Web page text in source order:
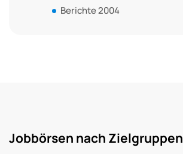
Berichte 2004
Jobbörsen nach Zielgruppen